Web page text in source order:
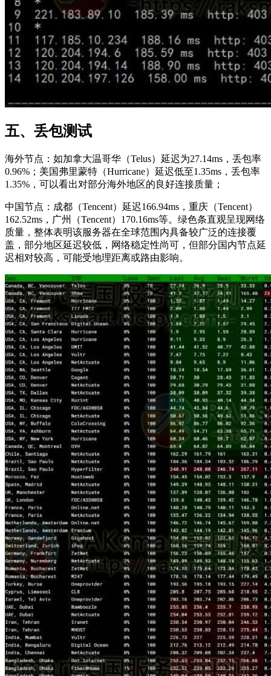
五、丢包测试
海外节点：如加拿大温哥华（Telus）延迟为27.14ms，丢包率
0.96%；美国弗里蒙特（Hurricane）延迟低至1.35ms，丢包率
1.35%，可以看出对部分海外地区的良好连接质量；
中国节点：成都（Tencent）延迟166.94ms，重庆（Tencent）
162.52ms，广州（Tencent）170.16ms等。绿色条直观呈现网络
质量，整体表明该服务器在全球范围内具备较广泛的连接覆
盖，部分地区延迟较低，网络稳定性尚可，但部分国内节点延
迟相对较高，可能受地理距离或路由影响。